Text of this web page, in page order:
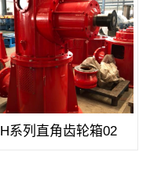
H系列直角齿轮箱02